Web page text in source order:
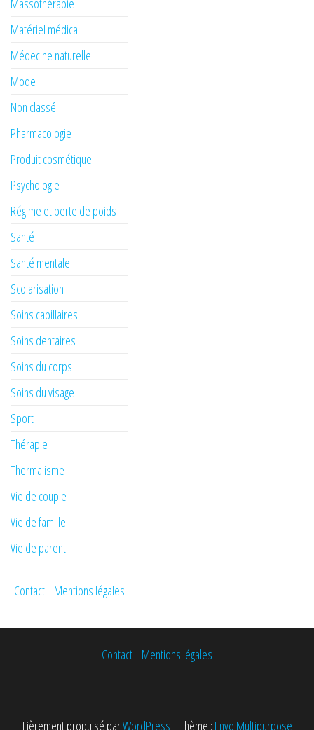
Massothérapie
Matériel médical
Médecine naturelle
Mode
Non classé
Pharmacologie
Produit cosmétique
Psychologie
Régime et perte de poids
Santé
Santé mentale
Scolarisation
Soins capillaires
Soins dentaires
Soins du corps
Soins du visage
Sport
Thérapie
Thermalisme
Vie de couple
Vie de famille
Vie de parent
Contact Mentions légales
Contact Mentions légales
Fièrement propulsé parWordPress | Thème : Envo Multipurpose